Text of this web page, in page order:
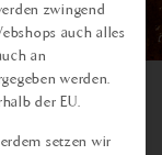
zwingend
auch alles
an
werden.
der EU.
setzen wir